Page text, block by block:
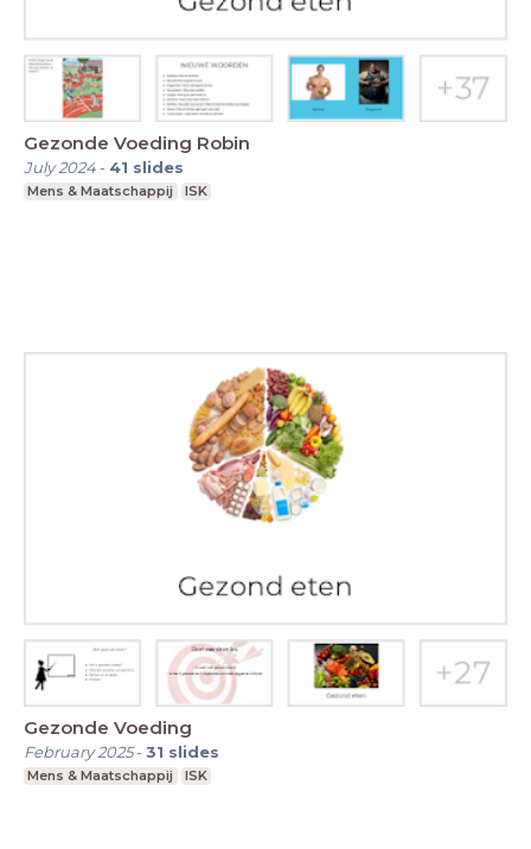
Gezonde Voeding Robin
July 2024- 41 slides
Mens & Maatschappij ISK
Gezonde Voeding
February 2025-31 slides
Mens & Maatschappij ISK